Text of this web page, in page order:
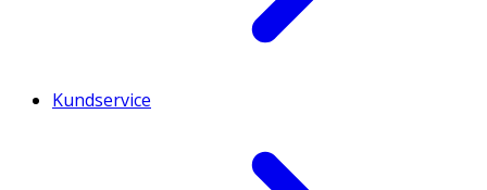
Kundservice